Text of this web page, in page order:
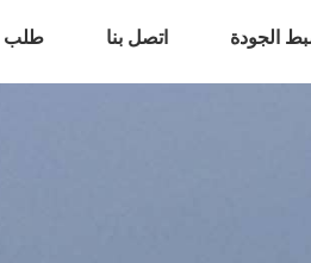
الجودة اتصل بنا طلب